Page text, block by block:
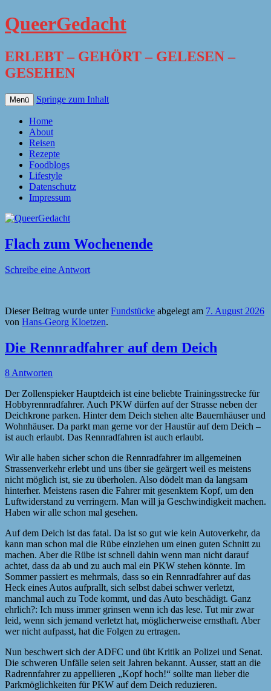
QueerGedacht
ERLEBT – GEHÖRT – GELESEN –
GESEHEN
Menü Springe zum Inhalt
Home
About
Reisen
Rezepte
Foodblogs
Lifestyle
Datenschutz
Impressum
Flach zum Wochenende
Schreibe eine Antwort
Dieser Beitrag wurde unterFundstücke abgelegt am 7. August 2026
von Hans-Georg Kloetzen.
Die Rennradfahrer auf dem Deich
8 Antworten
Der Zollenspieker Hauptdeich ist eine beliebte Trainingsstrecke für
Hobbyrennradfahrer. Auch PKW dürfen auf der Strasse neben der
Deichkrone parken. Hinter dem Deich stehen alte Bauernhäuser und
Wohnhäuser. Da parkt man gerne vor der Haustür auf dem Deich –
ist auch erlaubt. Das Rennradfahren ist auch erlaubt.
Wir alle haben sicher schon die Rennradfahrer im allgemeinen
Strassenverkehr erlebt und uns über sie geärgert weil es meistens
nicht möglich ist, sie zu überholen. Also dödelt man da langsam
hinterher. Meistens rasen die Fahrer mit gesenktem Kopf, um den
Luftwiderstand zu verringern. Man will ja Geschwindigkeit machen.
Haben wir alle schon mal gesehen.
Auf dem Deich ist das fatal. Da ist so gut wie kein Autoverkehr, da
kann man schon mal die Rübe einziehen um einen guten Schnitt zu
machen. Aber die Rübe ist schnell dahin wenn man nicht darauf
achtet, dass da ab und zu auch mal ein PKW stehen könnte. Im
Sommer passiert es mehrmals, dass so ein Rennradfahrer auf das
Heck eines Autos aufprallt, sich selbst dabei schwer verletzt,
manchmal auch zu Tode kommt, und das Auto beschädigt. Ganz
ehrlich?: Ich muss immer grinsen wenn ich das lese. Tut mir zwar
leid, wenn sich jemand verletzt hat, möglicherweise ernsthaft. Aber
wer nicht aufpasst, hat die Folgen zu ertragen.
Nun beschwert sich der ADFC und übt Kritik an Polizei und Senat.
Die schweren Unfälle seien seit Jahren bekannt. Ausser, statt an die
Radrennfahrer zu appellieren „Kopf hoch!“ sollte man lieber die
Parkmöglichkeiten für PKW auf dem Deich reduzieren.